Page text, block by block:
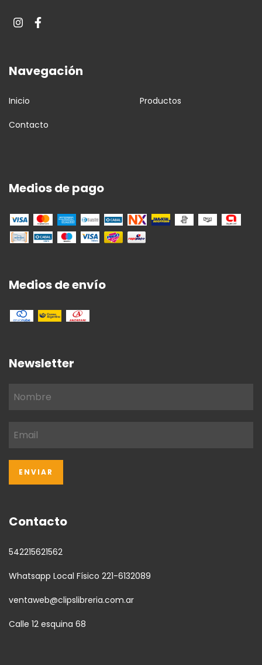
Navegación
Inicio Productos
Contacto
Medios de pago
Medios de envío
Newsletter
Contacto
542215621562
Whatsapp Local Físico 221-6132089
ventaweb@clipslibreria.com.ar
Calle 12 esquina 68